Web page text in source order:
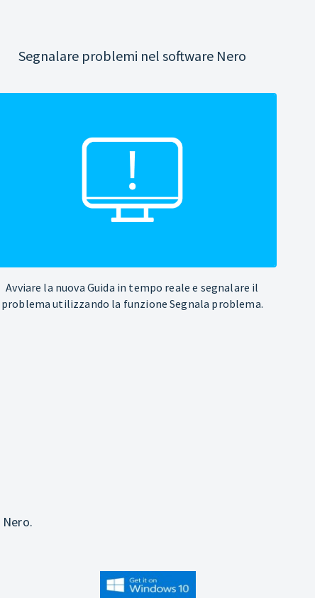
Segnalare problemi nel software Nero
Avviare la nuova Guida in tempo reale e segnalare il
problema utilizzando la funzione Segnala problema.